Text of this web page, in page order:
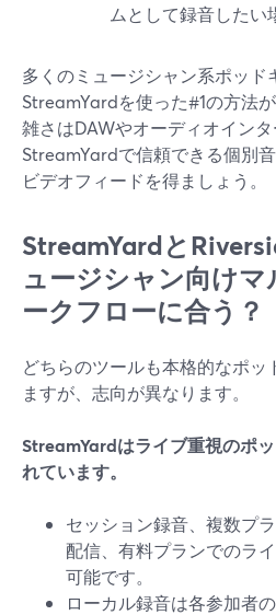
ムとして録音したい
多くのミュージシャン系ポッド
StreamYardを使った#1の方法
雑さはDAWやオーディオインタ
StreamYardで信頼できる個別
ビデオフィードを得ましょう。
StreamYardと
ュージシャン向け
ークフローに合う？
どちらのツールも本格的なポッ
ますが、志向が異なります。
StreamYardはライブ重視のポ
れています。
セッション録音、複数プ
配信、有料プランでのラ
可能です。
ローカル録音は各参加者